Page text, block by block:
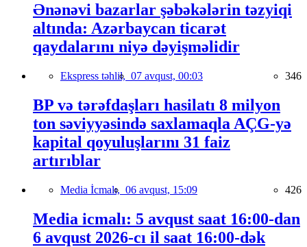
Ənənəvi bazarlar şəbəkələrin təzyiqi
altında: Azərbaycan ticarət
qaydalarını niyə dəyişməlidir
Ekspress təhlil, 07 avqust, 00:03 346
BP və tərəfdaşları hasilatı 8 milyon
ton səviyyəsində saxlamaqla AÇG-yə
kapital qoyuluşlarını 31 faiz
artırıblar
Media İcmalı, 06 avqust, 15:09 426
Media icmalı: 5 avqust saat 16:00-dan
6 avqust 2026-cı il saat 16:00-dək